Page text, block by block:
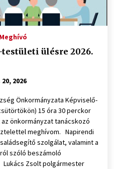
ülésre 2026.
2026
Önkormányzata Képviselő-
15 óra 30 perckor
önkormányzat tanácskozó
meghívom. Napirendi
szolgálat, valamint a
szóló beszámoló
Zsolt polgármester